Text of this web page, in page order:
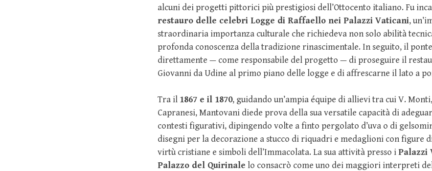
alcuni dei progetti pittorici più prestigiosi dell’Ottocento italiano. Fu
restauro delle celebri Logge di Raffaello nei Palazzi Vaticani,
straordinaria importanza culturale che richiedeva non solo abilità
profonda conoscenza della tradizione rinascimentale. In seguito, il
direttamente — come responsabile del progetto — di proseguire il
Giovanni da Udine al primo piano delle logge e di affrescarne il lato a
Tra il 1867 e il 1870, guidando un’ampia équipe di allievi tra cui V.
Capranesi, Mantovani diede prova della sua versatile capacità di
contesti figurativi, dipingendo volte a finto pergolato d’uva o di
disegni per la decorazione a stucco di riquadri e medaglioni con figure
virtù cristiane e simboli dell’Immacolata. La sua attività presso iPalazzi
Palazzo del Quirinale lo consacrò come uno dei maggiori interpreti